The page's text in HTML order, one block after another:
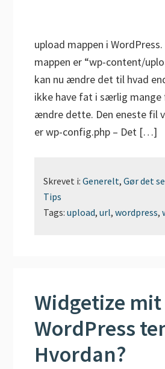
upload mappen i
mappen er “wp-content/
kan nu ændre det til hvad
ikke have fat i særlig
ændre dette. Den eneste fil
er wp-config.php – Det […]
Skrevet i:Generelt,Gør det
Tips
Tags:upload,url,wordpress,
Widgetize mit
WordPress
Hvordan?